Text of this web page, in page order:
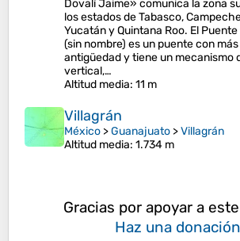
Dovalí Jaime» comunica la zona
los estados de Tabasco,
Yucatán y Quintana Roo. El
(sin nombre) es un puente con
antigüedad y tiene un mecanismo
vertical,…
Altitud media: 11 m
Villagrán
México >Guanajuato >Villagrán
Altitud media: 1.734 m
Gracias por apoyar a
Haz una donación